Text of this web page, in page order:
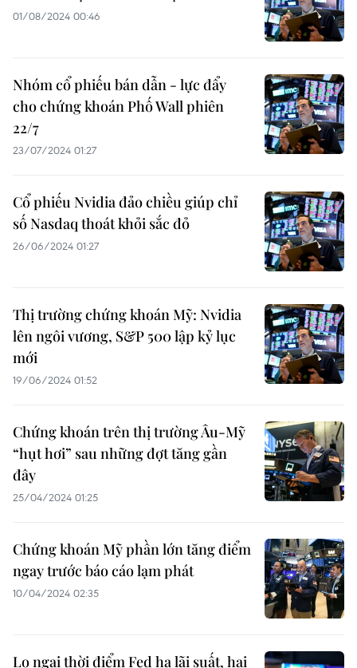
01/08/2024 00:46
Nhóm cổ phiếu bán dẫn - lực đẩy
cho chứng khoán Phố Wall phiên
22/7
23/07/2024 01:27
Cổ phiếu Nvidia đảo chiều giúp chỉ
số Nasdaq thoát khỏi sắc đỏ
26/06/2024 01:27
Thị trường chứng khoán Mỹ: Nvidia
lên ngôi vương, S&P 500 lập kỷ lục
mới
19/06/2024 01:52
Chứng khoán trên thị trường Âu-Mỹ
“hụt hơi” sau những đợt tăng gần
đây
25/04/2024 01:25
Chứng khoán Mỹ phần lớn tăng điểm
ngay trước báo cáo lạm phát
10/04/2024 02:35
Lo ngại thời điểm Fed hạ lãi suất, hai